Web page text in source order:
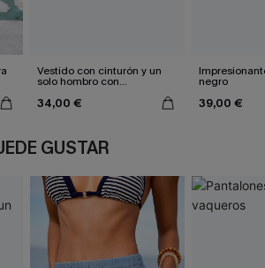
Vestido con cinturón y un
solo hombro con
34,00 €
negro
39,00 €
GUSTAR